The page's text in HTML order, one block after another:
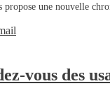
une nouvelle
vous des